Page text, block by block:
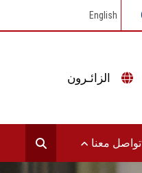
English
تواصل معنا